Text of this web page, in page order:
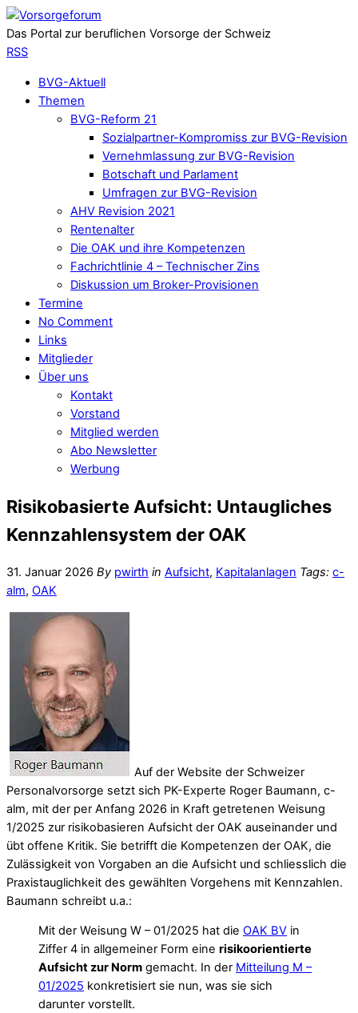
Das Portal zur beruflichen Vorsorge der Schweiz
RSS
BVG-Aktuell
Themen
BVG-Reform 21
Sozialpartner-Kompromiss zur BVG-Revision
Vernehmlassung zur BVG-Revision
Botschaft und Parlament
Umfragen zur BVG-Revision
AHV Revision 2021
Rentenalter
Die OAK und ihre Kompetenzen
Fachrichtlinie 4 – Technischer Zins
Diskussion um Broker-Provisionen
Termine
No Comment
Links
Mitglieder
Über uns
Kontakt
Vorstand
Mitglied werden
Abo Newsletter
Werbung
Risikobasierte Aufsicht: Untaugliches
Kennzahlensystem der OAK
31. Januar 2026 By pwirth in Aufsicht, Kapitalanlagen Tags: c-
alm, OAK
Auf der Website der Schweizer
Personalvorsorge setzt sich PK-Experte Roger Baumann, c-
alm, mit der per Anfang 2026 in Kraft getretenen Weisung
1/2025 zur risikobasieren Aufsicht der OAK auseinander und
übt offene Kritik. Sie betrifft die Kompetenzen der OAK, die
Zulässigkeit von Vorgaben an die Aufsicht und schliesslich die
Praxistauglichkeit des gewählten Vorgehens mit Kennzahlen.
Baumann schreibt u.a.:
Mit der Weisung W – 01/2025 hat die OAK BV in
Ziffer 4 in allgemeiner Form eine risikoorientierte
Aufsicht zur Norm gemacht. In der Mitteilung M –
01/2025 konkretisiert sie nun, was sie sich
darunter vorstellt.